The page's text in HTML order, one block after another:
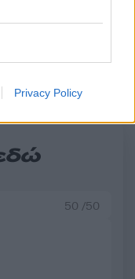
Privacy Policy
50 /50